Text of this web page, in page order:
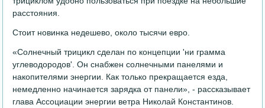
расстояния.
Стоит новинка недешево, около тысячи евро.
«Солнечный трицикл сделан по концепции 'ни грамма
углеводородов'. Он снабжен солнечными панелями и
накопителями энергии. Как только прекращается езда,
немедленно начинается зарядка от панели», - рассказывает
глава Ассоциации энергии ветра Николай Константинов.